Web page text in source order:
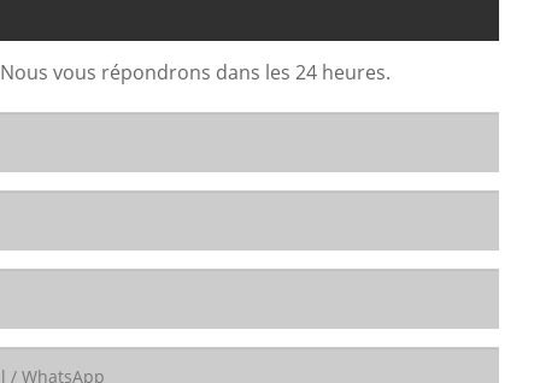
vous répondrons dans les 24 heures.